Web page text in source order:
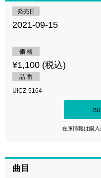
発売日
2021-09-15
価 格
¥1,100 (税込)
品 番
UICZ-5164
在庫情報は購入
曲目